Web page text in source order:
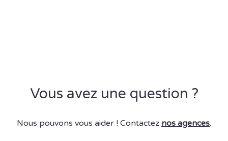
Vous avez une question ?
Nous pouvons vous aider ! Contactez nos agences.